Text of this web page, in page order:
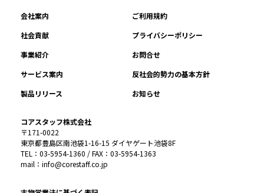
会社案内
ご利用規約
社会貢献
プライバシーポリシー
事業紹介
お問合せ
サービス案内
反社会的勢力の基本方針
製品リリース
お知らせ
コアスタッフ株式会社
〒171-0022
東京都豊島区南池袋1-16-15 ダイヤゲート池袋8F
TEL：03-5954-1360 / FAX：03-5954-1363
mail：info@corestaff.co.jp